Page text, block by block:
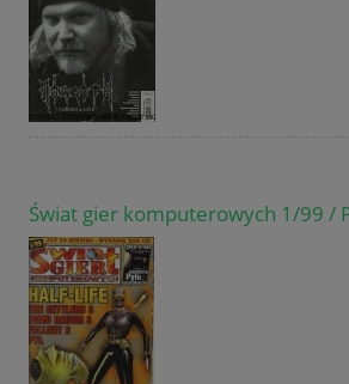
Świat gier komputerowych 1/99 /